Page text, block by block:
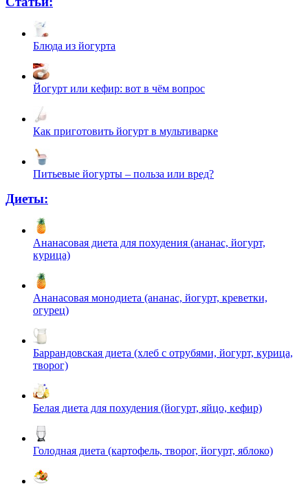
Блюда из йогурта
Йогурт или кефир: вот в чём вопрос
Как приготовить йогурт в мультиварке
Питьевые йогурты – польза или вред?
Диеты:
Ананасовая диета для похудения (ананас, йогурт,
курица)
Ананасовая монодиета (ананас, йогурт, креветки,
огурец)
Баррандовская диета (хлеб с отрубями, йогурт, курица,
творог)
Белая диета для похудения (йогурт, яйцо, кефир)
Голодная диета (картофель, творог, йогурт, яблоко)